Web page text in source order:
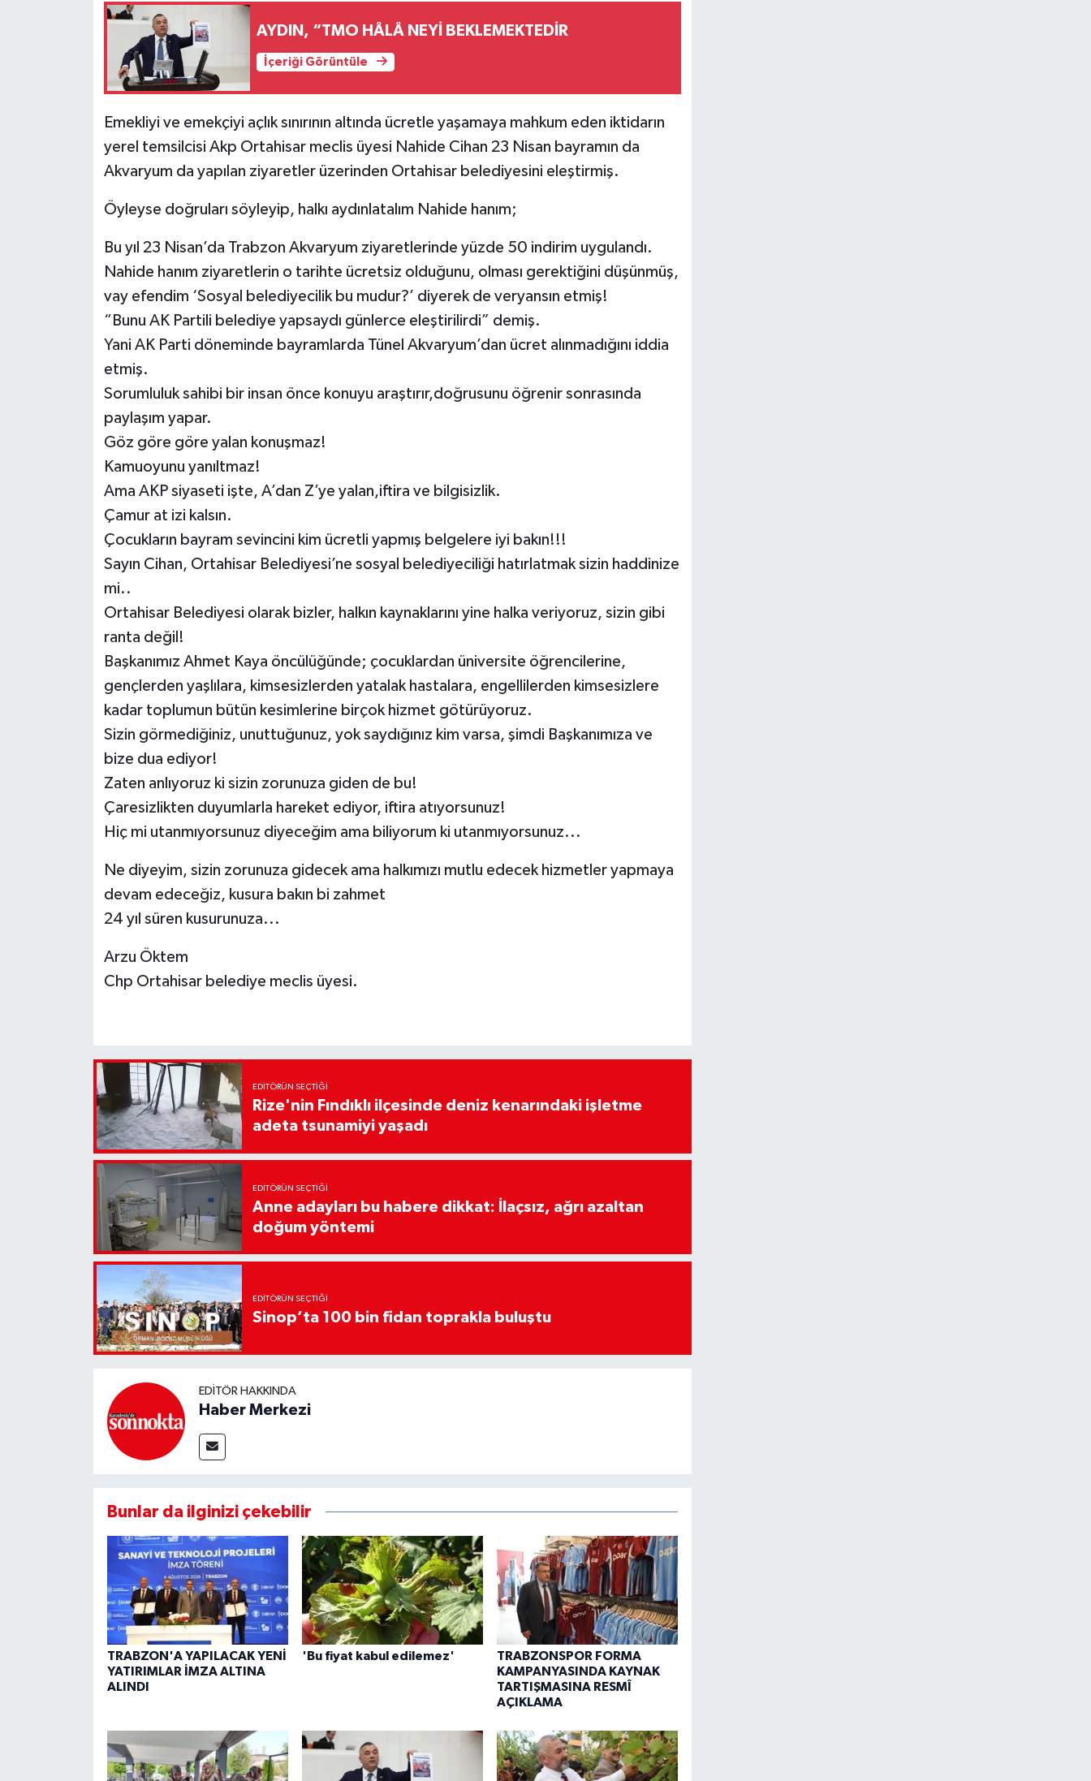
AYDIN, “TMO HÂLÂ NEYİ BEKLEMEKTEDİR
İçeriği Görüntüle
Emekliyi ve emekçiyi açlık sınırının altında ücretle yaşamaya mahkum eden iktidarın
yerel temsilcisi Akp Ortahisar meclis üyesi Nahide Cihan 23 Nisan bayramın da
Akvaryum da yapılan ziyaretler üzerinden Ortahisar belediyesini eleştirmiş.
Öyleyse doğruları söyleyip, halkı aydınlatalım Nahide hanım;
Bu yıl 23 Nisan’da Trabzon Akvaryum ziyaretlerinde yüzde 50 indirim uygulandı.
Nahide hanım ziyaretlerin o tarihte ücretsiz olduğunu, olması gerektiğini düşünmüş,
vay efendim ‘Sosyal belediyecilik bu mudur?’ diyerek de veryansın etmiş!
“Bunu AK Partili belediye yapsaydı günlerce eleştirilirdi” demiş.
Yani AK Parti döneminde bayramlarda Tünel Akvaryum’dan ücret alınmadığını iddia
etmiş.
Sorumluluk sahibi bir insan önce konuyu araştırır,doğrusunu öğrenir sonrasında
paylaşım yapar.
Göz göre göre yalan konuşmaz!
Kamuoyunu yanıltmaz!
Ama AKP siyaseti işte, A’dan Z’ye yalan,iftira ve bilgisizlik.
Çamur at izi kalsın.
Çocukların bayram sevincini kim ücretli yapmış belgelere iyi bakın!!!
Sayın Cihan, Ortahisar Belediyesi’ne sosyal belediyeciliği hatırlatmak sizin haddinize
mi..
Ortahisar Belediyesi olarak bizler, halkın kaynaklarını yine halka veriyoruz, sizin gibi
ranta değil!
Başkanımız Ahmet Kaya öncülüğünde; çocuklardan üniversite öğrencilerine,
gençlerden yaşlılara, kimsesizlerden yatalak hastalara, engellilerden kimsesizlere
kadar toplumun bütün kesimlerine birçok hizmet götürüyoruz.
Sizin görmediğiniz, unuttuğunuz, yok saydığınız kim varsa, şimdi Başkanımıza ve
bize dua ediyor!
Zaten anlıyoruz ki sizin zorunuza giden de bu!
Çaresizlikten duyumlarla hareket ediyor, iftira atıyorsunuz!
Hiç mi utanmıyorsunuz diyeceğim ama biliyorum ki utanmıyorsunuz...
Ne diyeyim, sizin zorunuza gidecek ama halkımızı mutlu edecek hizmetler yapmaya
devam edeceğiz, kusura bakın bi zahmet
24 yıl süren kusurunuza...
Arzu Öktem
Chp Ortahisar belediye meclis üyesi.
EDITÖRÜN SEÇTIĞI
Rize'nin Fındıklı ilçesinde deniz kenarındaki işletme
adeta tsunamiyi yaşadı
EDITÖRÜN SEÇTIĞI
Anne adayları bu habere dikkat: İlaçsız, ağrı azaltan
doğum yöntemi
EDITÖRÜN SEÇTIĞI
Sinop’ta 100 bin fidan toprakla buluştu
EDITÖR HAKKINDA
Haber Merkezi
Bunlar da ilginizi çekebilir
TRABZON'A YAPILACAK YENİ
YATIRIMLAR İMZA ALTINA
ALINDI
'Bu fiyat kabul edilemez'
TRABZONSPOR FORMA
KAMPANYASINDA KAYNAK
TARTIŞMASINA RESMÎ
AÇIKLAMA